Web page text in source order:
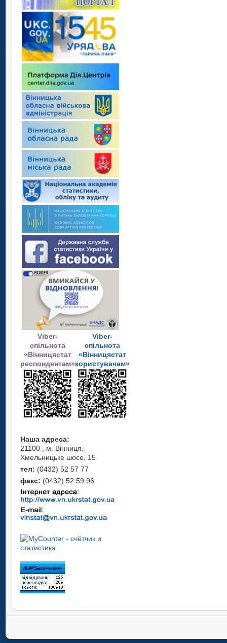
Viber-
спільнота
«Вінницястат
респондентам»
Viber-
спільнота
«Вінницястат
користувачам»
Наша адреса:
21100 , м. Вінниця,
Хмельницьке шосе, 15
тел: (0432) 52 57 77
факс: (0432) 52 59 96